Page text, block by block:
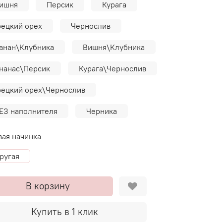
В корзину
Купить в 1 клик
Персик Курага
орех Чернослив
Вишня\Клубника
Курага\Чернослив
орех\Чернослив
наполнителя Черника
начинка